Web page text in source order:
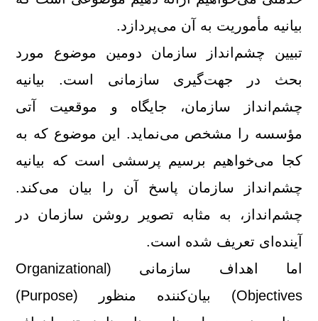
بیانیه مأموریت به آن می‌پردازد.
تبیین چشم‌انداز سازمان دومین موضوع مورد
بحث در جهت‌گیری سازمانی است. بیانیه
چشم‌انداز سازمان،‌ جایگاه و موقعیت آتی
مؤسسه را مشخص می‌نماید. این موضوع كه به
كجا می‌خواهیم برسیم پرسشی است كه بیانیه
چشم‌انداز سازمان پاسخ آن را بیان می‌كند.
چشم‌انداز، به مثابه تصویر روشن سازمان در
آینده‌ای تعریف شده است.
اما اهداف سازمانی (Organizational
Objectives) بیان‌كننده منظور (Purpose)